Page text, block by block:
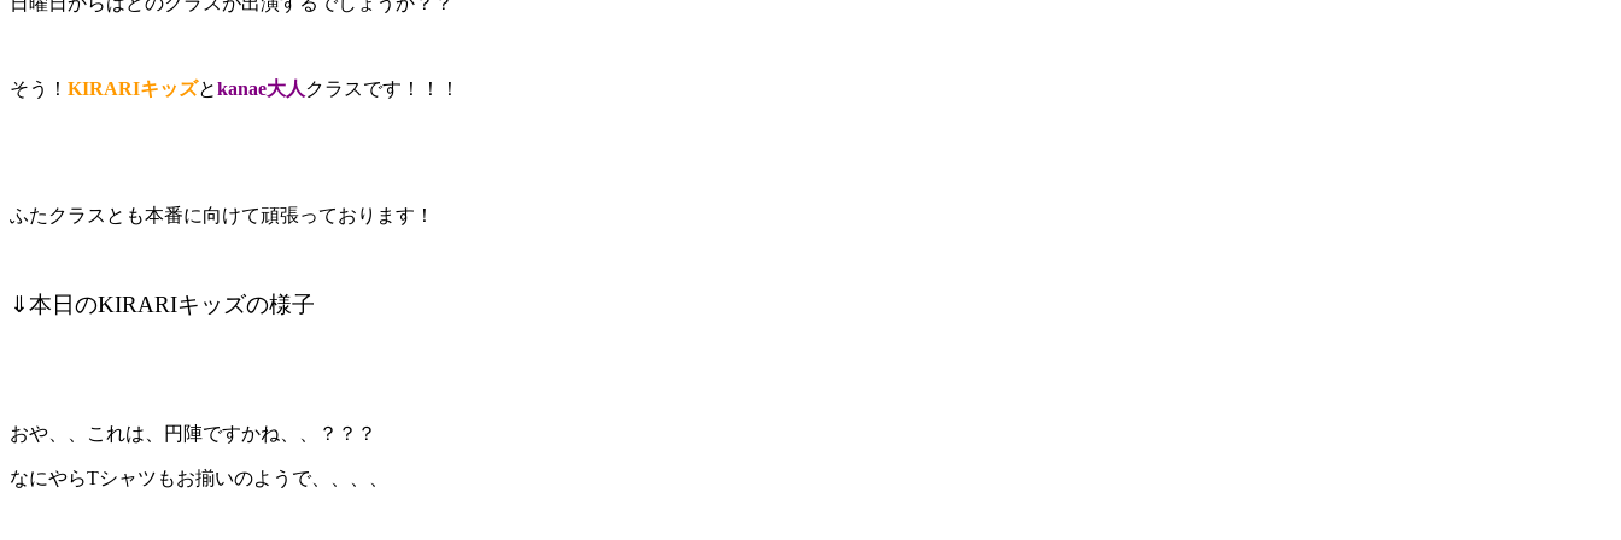
そう！ KIRARIキッズとkanae大人 クラスです！！！
ふたクラスとも本番に向けて頑張っております！
⇓本日のKIRARIキッズの様子
おや、、これは、円陣ですかね、、？？？
なにやらTシャツもお揃いのようで、、、、